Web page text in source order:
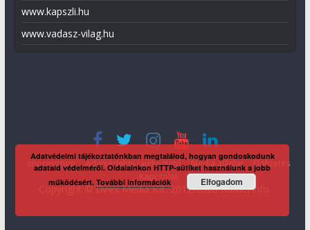
www.kapszli.hu
www.vadasz-vilag.hu
Impresszum Adatvédelmi tájékoztató Média ajánlat
Előfizetés
Copyright © Direx Média Kft. 2012-2026KaliberInfo
Adatvédelmi tájékoztatónkban megtalálod, hogyan gondoskodunk
adataid védelméről. Oldalainkon HTTP-sütiket használunk a jobb
működésért.További információk Elfogadom